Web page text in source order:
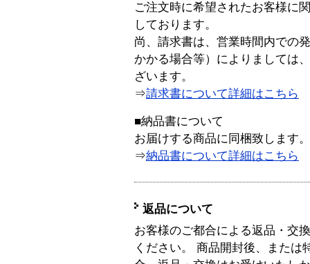
ご注文時に希望されたお客様に
しております。
尚、請求書は、営業時間内での
かかる場合等）によりましては
ざいます。
⇒請求書について詳細はこちら
■納品書について
お届けする商品に同梱致します。
⇒納品書について詳細はこちら
返品について
お客様のご都合による返品・交
ください。 商品開封後、または